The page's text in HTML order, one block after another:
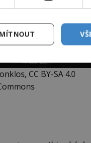
CC BY-SA 4.0